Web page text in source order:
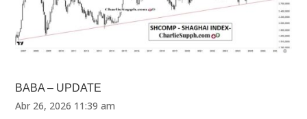
BABA – UPDATE
Abr 26, 2026 11:39 am